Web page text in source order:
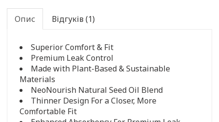
Опис Відгуків (1)
Superior Comfort & Fit
Premium Leak Control
Made with Plant-Based & Sustainable
Materials
NeoNourish Natural Seed Oil Blend
Thinner Design For a Closer, More
Comfortable Fit